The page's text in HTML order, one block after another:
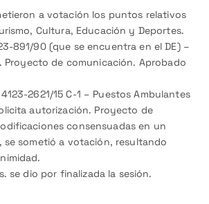
a votación los puntos relativos
Cultura, Educación y Deportes.
891/90 (que se encuentra en el DE) –
de comunicación. Aprobado
2621/15 C-1 – Puestos Ambulantes
autorización. Proyecto de
consensuadas en un
sometió a votación, resultando
se dio por finalizada la sesión.